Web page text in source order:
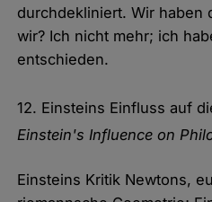
durchdekliniert. Wir haben
wir? Ich nicht mehr; ich
entschieden.
12. Einsteins Einfluss auf
Einstein's Influence on
Einsteins Kritik Newtons,